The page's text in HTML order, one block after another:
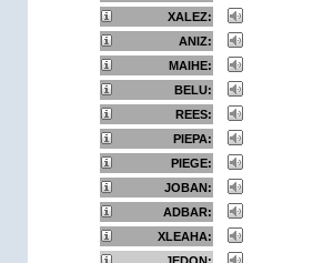
XALEZ:
ANIZ:
MAIHE:
BELU:
REES:
PIEPA:
PIEGE:
JOBAN:
ADBAR:
XLEAHA: